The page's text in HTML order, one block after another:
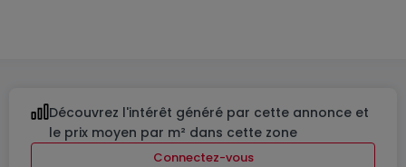
Découvrez l'intérêt généré par cette annonce et
le prix moyen par m² dans cette zone
Connectez-vous